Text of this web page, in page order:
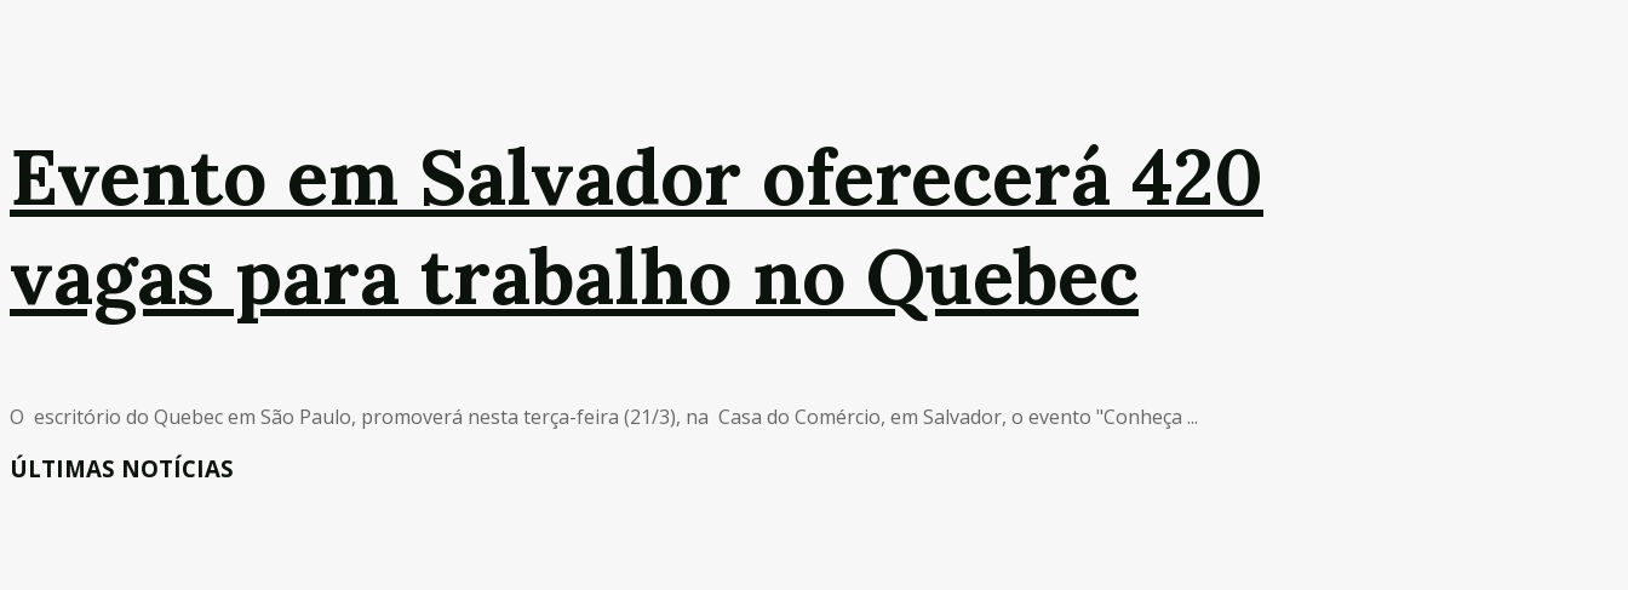
Evento em Salvador oferecerá 420
vagas para trabalho no Quebec
O escritório do Quebec em São Paulo, promoverá nesta terça-feira (21/3), na Casa do Comércio, em Salvador, o evento "Conheça ...
ÚLTIMAS NOTÍCIAS